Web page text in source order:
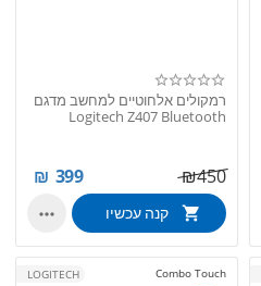
רמקולים אלחוטיים למחשב מדגם
Logitech Z407 Bluetooth
450
₪
399
₪
קנה עכשיו 
Combo Touch
LOGITECH